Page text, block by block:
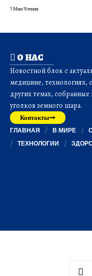
1 Мин Чтения
О НАС
Новостной блок с
медицине, технологиях,
других темах,
уголков земного шара.
Контакты
ГЛАВНАЯ В МИРЕ
ТЕХНОЛОГИИ